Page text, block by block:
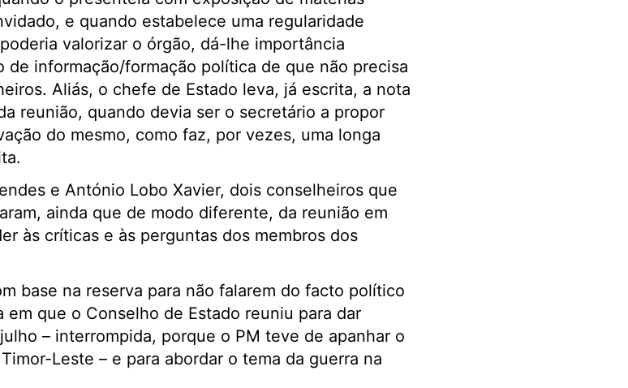
e quando estabelece uma regularidade
valorizar o órgão, dá-lhe importância
informação/formação política de que não precisa
Aliás, o chefe de Estado leva, já escrita, a nota
reunião, quando devia ser o secretário a propor
do mesmo, como faz, por vezes, uma longa
vai escrita.
e António Lobo Xavier, dois conselheiros que
ainda que de modo diferente, da reunião em
às críticas e às perguntas dos membros dos
base na reserva para não falarem do facto político
que o Conselho de Estado reuniu para dar
– interrompida, porque o PM teve de apanhar o
Leste – e para abordar o tema da guerra na